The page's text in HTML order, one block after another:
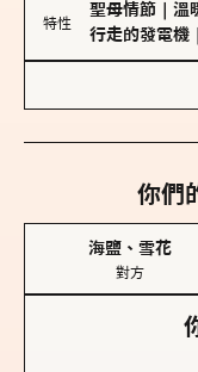
特性
聖母情節 溫
行走的發電機
你們
海鹽、雪花
對方